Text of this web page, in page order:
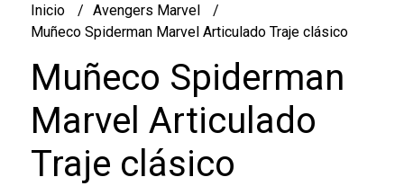
Inicio
Avengers Marvel
Muñeco Spiderman Marvel Articulado Traje clásico
Muñeco Spiderman
Marvel Articulado
Traje clásico